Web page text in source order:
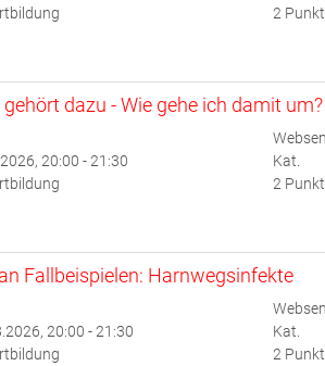
2
dazu - Wie gehe ich damit um?
20:00 - 21:30
Kat.
2
Fallbeispielen: Harnwegsinfekte
20:00 - 21:30
Kat.
2